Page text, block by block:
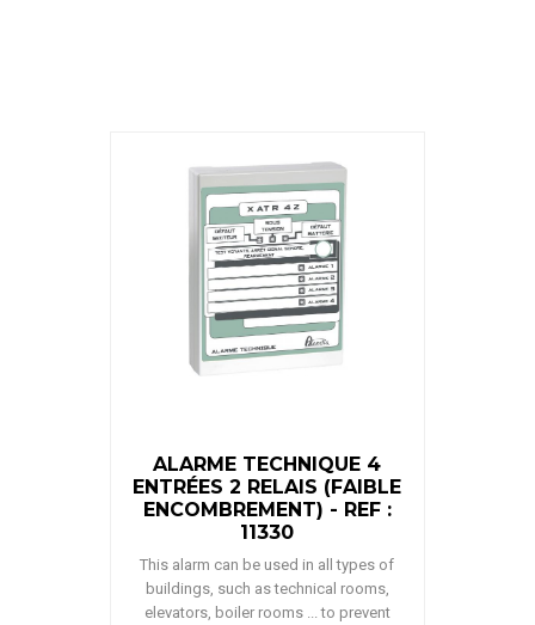
ALARME TECHNIQUE 4
ENTRÉES 2 RELAIS (FAIBLE
ENCOMBREMENT) - REF :
11330
This alarm can be used in all types of
buildings, such as technical rooms,
elevators, boiler rooms ... to prevent